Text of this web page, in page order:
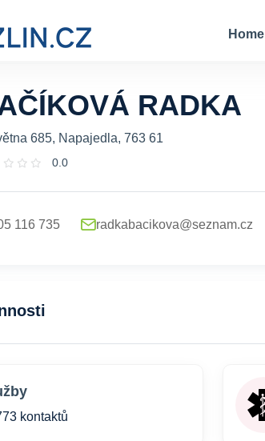
Home
RADKA
685, Napajedla, 763 61
0.0
116 735 radkabacikova@seznam.cz
kontaktů